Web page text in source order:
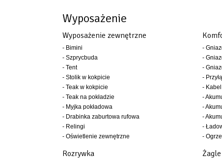
Wyposażenie
Wyposażenie zewnętrzne
- Bimini
- Szprycbuda
- Tent
- Stolik w kokpicie
- Teak w kokpicie
- Teak na pokładzie
- Myjka pokładowa
- Drabinka zaburtowa rufowa
- Relingi
- Oświetlenie zewnętrzne
Rozrywka
-
-
-
-
-
-
-
-
-
-
Żagle